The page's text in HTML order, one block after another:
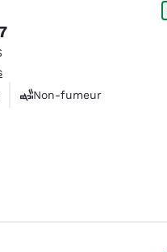
Español
Non-fumeur